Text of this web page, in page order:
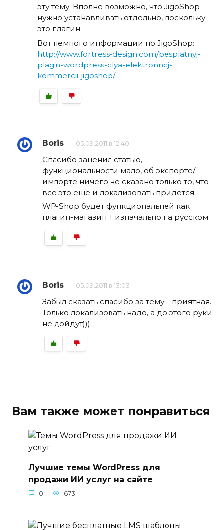
эту тему. Вполне возможно, что JigoShop
нужно устанавливать отдельно, поскольку
это плагин.
Вот немного информации по JigoShop:
http://www.fortress-design.com/besplatnyj-
plagin-wordpress-dlya-elektronnoj-
kommercii-jigoshop/
Boris 05.09.2011 в 12:40
Спасибо заценил статью,
функциональности мало, об экспорте/
импорте ничего не сказано только то, что
все это еще и локализовать придется.
WP-Shop будет функциональней как
плагин-магазин + изначально на русском
Boris 05.09.2011 в 13:03
Забыл сказать спасибо за тему – приятная.
Только локализовать надо, а до этого руки
не дойдут)))
Вам также может понравиться
Лучшие темы WordPress для
продажи ИИ услуг на сайте
0 673